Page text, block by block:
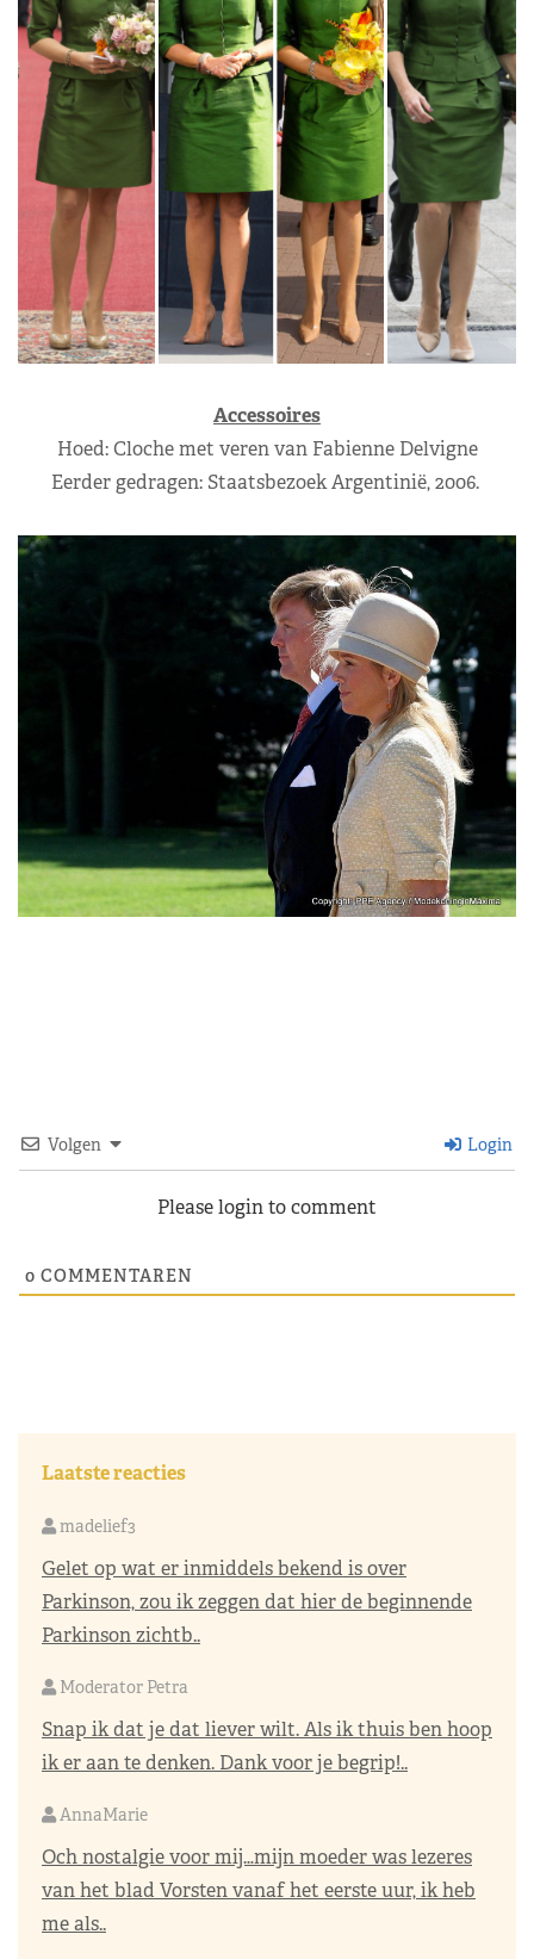
Accessoires
Hoed: Cloche met veren van Fabienne Delvigne
Eerder gedragen: Staatsbezoek Argentinië, 2006.
Volgen Login
Please login to comment
0 COMMENTAREN
Laatste reacties
madelief3
Gelet op wat er inmiddels bekend is over
Parkinson, zou ik zeggen dat hier de beginnende
Parkinson zichtb..
Moderator Petra
Snap ik dat je dat liever wilt. Als ik thuis ben hoop
ik er aan te denken. Dank voor je begrip!..
AnnaMarie
Och nostalgie voor mij…mijn moeder was lezeres
van het blad Vorsten vanaf het eerste uur, ik heb
me als..